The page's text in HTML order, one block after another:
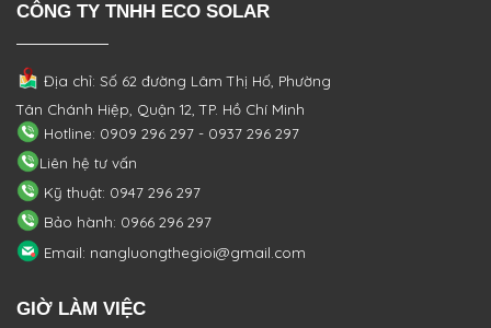
CÔNG TY TNHH ECO SOLAR
Địa chỉ: Số 62 đường Lâm Thị Hố, Phường
Tân Chánh Hiệp, Quận 12, TP. Hồ Chí Minh
Hotline: 0909 296 297 - 0937 296 297
Liên hệ tư vấn
Kỹ thuật: 0947 296 297
Bảo hành: 0966 296 297
Email: nangluongthegioi@gmail.com
GIỜ LÀM VIỆC